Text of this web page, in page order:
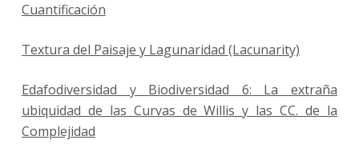
Cuantificación
Textura del Paisaje y Lagunaridad (Lacunarity)
Edafodiversidad y Biodiversidad 6: La extraña
ubiquidad de las Curvas de Willis y las CC. de la
Complejidad